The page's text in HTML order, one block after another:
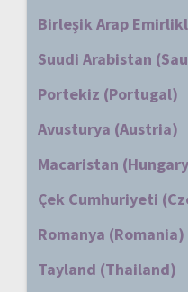
Birleşik Arap
Suudi Arabistan
Portekiz (Portugal)
Avusturya (Austria)
Macaristan
Çek Cumhuriyeti
Romanya (Romania)
Tayland (Thailand)